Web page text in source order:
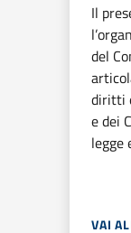
Il
del
diritti
e dei
legge
VAI